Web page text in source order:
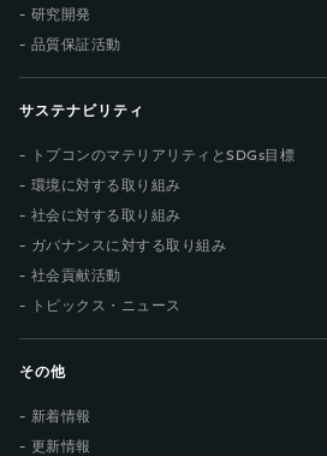
研究開発
品質保証活動
サステナビリティ
トプコンのマテリアリティとSDGs目標
環境に対する取り組み
社会に対する取り組み
ガバナンスに対する取り組み
社会貢献活動
トピックス・ニュース
その他
新着情報
更新情報